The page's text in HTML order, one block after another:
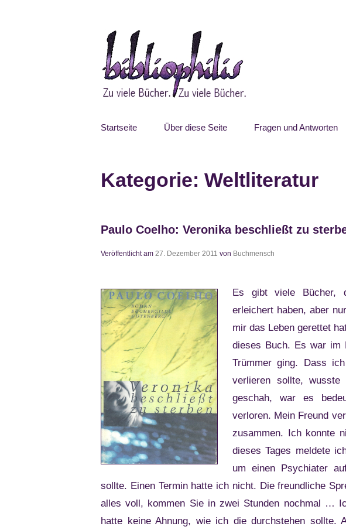
Bibliophilis
Startseite Über diese Seite Fragen und Antworten
Kategorie: Weltliteratur
Paulo Coelho: Veronika beschließt zu
Veröffentlicht am 27. Dezember 2011 von Buchmensch
Es gibt viele Bücher,
erleichert haben, aber
mir das Leben gerettet
dieses Buch. Es war im
Trümmer ging. Dass
verlieren sollte,
geschah, war es
verloren. Mein Freund
zusammen. Ich konnte
dieses Tages meldete
um einen Psychiater
sollte. Einen Termin hatte ich nicht. Die freundliche
alles voll, kommen Sie in zwei Stunden nochmal …
hatte keine Ahnung, wie ich die durchstehen sollte.